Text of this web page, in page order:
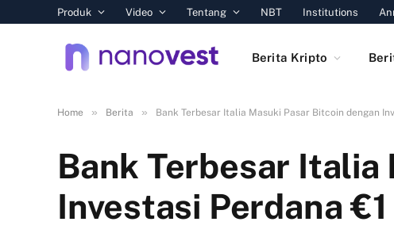
Produk Video Tentang NBT Institutions
Berita Kripto
Home » Berita » Bank Terbesar Italia Masuki Pasar Bitcoin dengan
Bank Terbesar Italia
Investasi Perdana